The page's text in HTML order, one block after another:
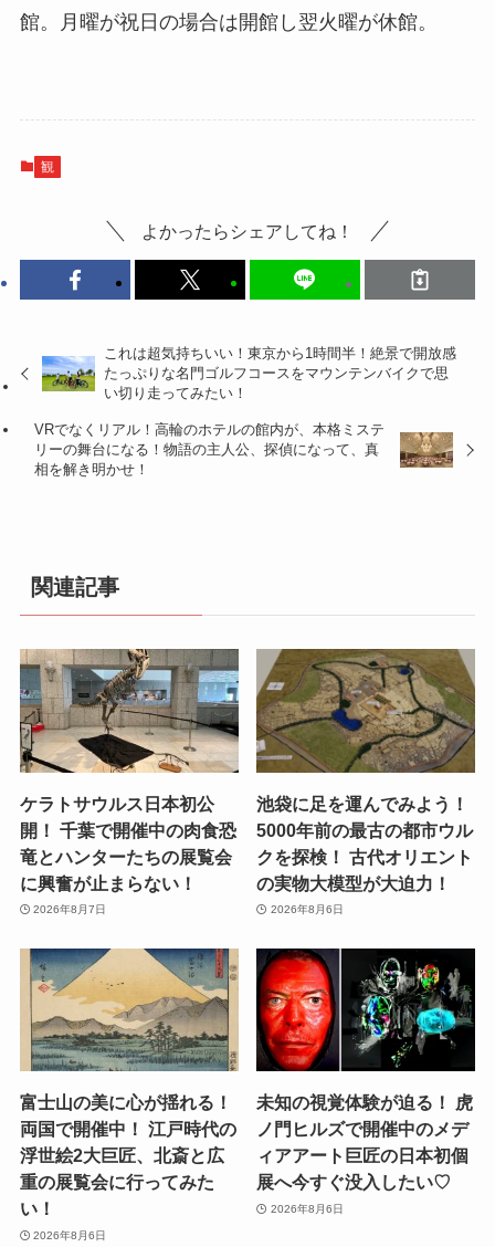
館。月曜が祝日の場合は開館し翌火曜が休館。
観
よかったらシェアしてね！
これは超気持ちいい！東京から1時間半！絶景で開放感
たっぷりな名門ゴルフコースをマウンテンバイクで思
い切り走ってみたい！
VRでなくリアル！高輪のホテルの館内が、本格ミステ
リーの舞台になる！物語の主人公、探偵になって、真
相を解き明かせ！
関連記事
ケラトサウルス日本初公
開！ 千葉で開催中の肉食恐
竜とハンターたちの展覧会
に興奮が止まらない！
2026年8月7日
池袋に足を運んでみよう！
5000年前の最古の都市ウル
クを探検！ 古代オリエント
の実物大模型が大迫力！
2026年8月6日
富士山の美に心が揺れる！
両国で開催中！ 江戸時代の
浮世絵2大巨匠、北斎と広
重の展覧会に行ってみた
い！
2026年8月6日
未知の視覚体験が迫る！ 虎
ノ門ヒルズで開催中のメデ
ィアアート巨匠の日本初個
展へ今すぐ没入したい♡
2026年8月6日